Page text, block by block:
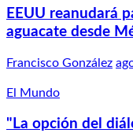
EEUU reanudará
aguacate desde
Francisco González
El Mundo
"La opción del